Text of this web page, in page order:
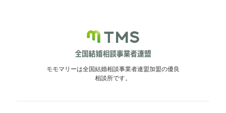
モモマリーは全国結婚相談事業者連盟加盟の優良
相談所です。